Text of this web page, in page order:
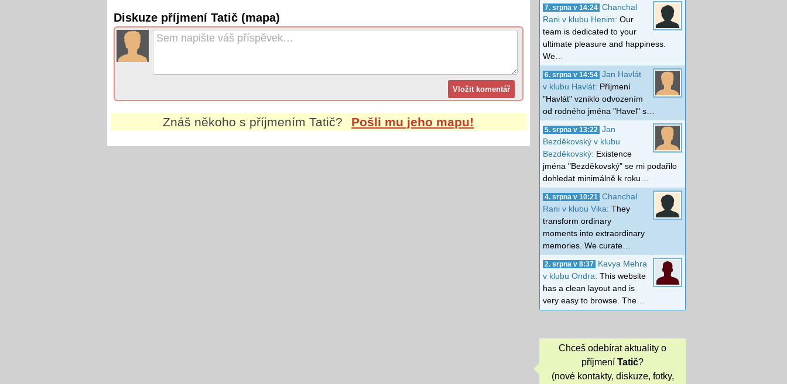
Diskuze příjmení Tatič (mapa)
Znáš někoho s příjmenímTatič? Pošli mu jeho mapu!
7. srpna v 14:24 Chanchal
Rani v klubu Henim: Our
team is dedicated to your
ultimate pleasure and happiness.
We…
6. srpna v 14:54 Jan Havlát
v klubu Havlát: Příjmení
"Havlát" vzniklo odvozením
od rodného jména "Havel" s…
5. srpna v 13:22
Jan
Bezděkovský v klubu
Bezděkovský: Existence
jména "Bezděkovský" se mi podařilo
dohledat minimálně k roku…
4. srpna v 10:21
Chanchal
Rani v klubu Vika: They
transform ordinary
moments into extraordinary
memories. We curate…
2. srpna v 8:37
Kavya Mehra
v klubu Ondra: This website
has a clean layout and is
very easy to browse. The…
Chceš odebírat aktuality o
příjmení Tatič?
(nové kontakty, diskuze, fotky,